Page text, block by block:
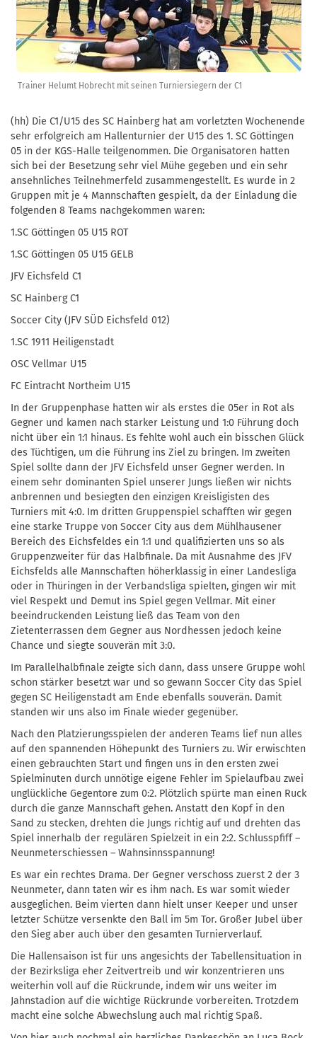
Trainer Helumt Hobrecht mit seinen Turniersiegern der C1
(hh) Die C1/U15 des SC Hainberg hat am vorletzten Wochenende
sehr erfolgreich am Hallenturnier der U15 des 1. SC Göttingen
05 in der KGS-Halle teilgenommen. Die Organisatoren hatten
sich bei der Besetzung sehr viel Mühe gegeben und ein sehr
ansehnliches Teilnehmerfeld zusammengestellt. Es wurde in 2
Gruppen mit je 4 Mannschaften gespielt, da der Einladung die
folgenden 8 Teams nachgekommen waren:
1.SC Göttingen 05 U15 ROT
1.SC Göttingen 05 U15 GELB
JFV Eichsfeld C1
SC Hainberg C1
Soccer City (JFV SÜD Eichsfeld 012)
1.SC 1911 Heiligenstadt
OSC Vellmar U15
FC Eintracht Northeim U15
In der Gruppenphase hatten wir als erstes die 05er in Rot als
Gegner und kamen nach starker Leistung und 1:0 Führung doch
nicht über ein 1:1 hinaus. Es fehlte wohl auch ein bisschen Glück
des Tüchtigen, um die Führung ins Ziel zu bringen. Im zweiten
Spiel sollte dann der JFV Eichsfeld unser Gegner werden. In
einem sehr dominanten Spiel unserer Jungs ließen wir nichts
anbrennen und besiegten den einzigen Kreisligisten des
Turniers mit 4:0. Im dritten Gruppenspiel schafften wir gegen
eine starke Truppe von Soccer City aus dem Mühlhausener
Bereich des Eichsfeldes ein 1:1 und qualifizierten uns so als
Gruppenzweiter für das Halbfinale. Da mit Ausnahme des JFV
Eichsfelds alle Mannschaften höherklassig in einer Landesliga
oder in Thüringen in der Verbandsliga spielten, gingen wir mit
viel Respekt und Demut ins Spiel gegen Vellmar. Mit einer
beeindruckenden Leistung ließ das Team von den
Zietenterrassen dem Gegner aus Nordhessen jedoch keine
Chance und siegte souverän mit 3:0.
Im Parallelhalbfinale zeigte sich dann, dass unsere Gruppe wohl
schon stärker besetzt war und so gewann Soccer City das Spiel
gegen SC Heiligenstadt am Ende ebenfalls souverän. Damit
standen wir uns also im Finale wieder gegenüber.
Nach den Platzierungsspielen der anderen Teams lief nun alles
auf den spannenden Höhepunkt des Turniers zu. Wir erwischten
einen gebrauchten Start und fingen uns in den ersten zwei
Spielminuten durch unnötige eigene Fehler im Spielaufbau zwei
unglückliche Gegentore zum 0:2. Plötzlich spürte man einen Ruck
durch die ganze Mannschaft gehen. Anstatt den Kopf in den
Sand zu stecken, drehten die Jungs richtig auf und drehten das
Spiel innerhalb der regulären Spielzeit in ein 2:2. Schlusspfiff –
Neunmeterschiessen – Wahnsinnsspannung!
Es war ein rechtes Drama. Der Gegner verschoss zuerst 2 der 3
Neunmeter, dann taten wir es ihm nach. Es war somit wieder
ausgeglichen. Beim vierten dann hielt unser Keeper und unser
letzter Schütze versenkte den Ball im 5m Tor. Großer Jubel über
den Sieg aber auch über den gesamten Turnierverlauf.
Die Hallensaison ist für uns angesichts der Tabellensituation in
der Bezirksliga eher Zeitvertreib und wir konzentrieren uns
weiterhin voll auf die Rückrunde, indem wir uns weiter im
Jahnstadion auf die wichtige Rückrunde vorbereiten. Trotzdem
macht eine solche Abwechslung auch mal richtig Spaß.